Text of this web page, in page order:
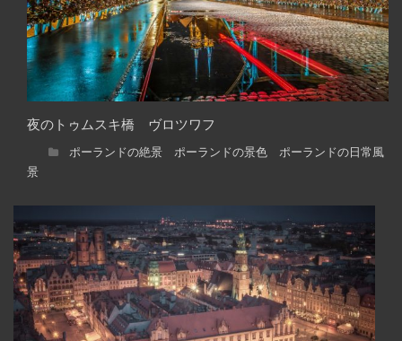
夜のトゥムスキ橋 ヴロツワフ
ポーランドの絶景 ポーランドの景色 ポーランドの日常風
景